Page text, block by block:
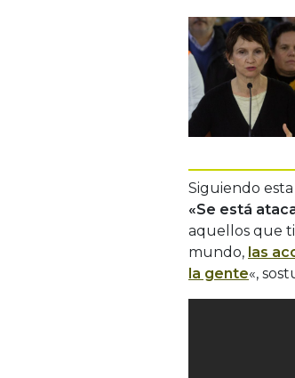
Siguiendo
«Se está
aquellos que
mundo, las
la gente«,